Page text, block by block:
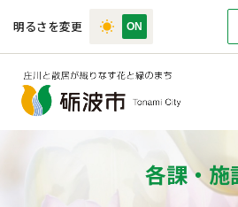
明るさを変更
各課・施